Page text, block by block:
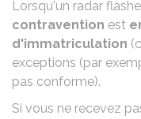
Lorsqu'un radar
contravention est
d'immatriculation
exceptions (par
pas conforme).
Si vous ne recevez